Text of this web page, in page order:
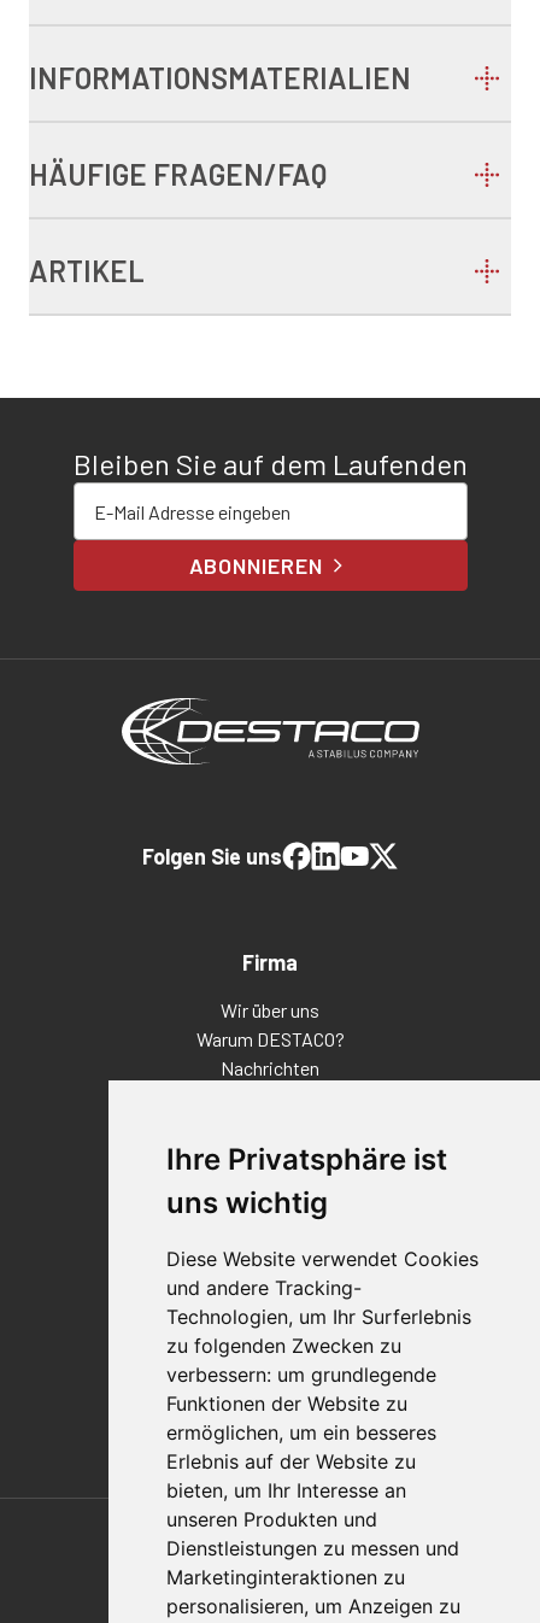
Ihre Privatsphäre ist
uns wichtig
Diese Website verwendet Cookies
und andere Tracking-
Technologien, um Ihr Surferlebnis
zu folgenden Zwecken zu
verbessern: um grundlegende
Funktionen der Website zu
ermöglichen, um ein besseres
Erlebnis auf der Website zu
bieten, um Ihr Interesse an
unseren Produkten und
Dienstleistungen zu messen und
Marketinginteraktionen zu
personalisieren, um Anzeigen zu
INFORMATIONSMATERIALIEN
HÄUFIGE FRAGEN/FAQ
ARTIKEL
Bleiben Sie auf dem Laufenden
ABONNIEREN
Firma
Wir über uns
Warum DESTACO?
Nachrichten
Standorte
Qualitätsaussage
Kontakt
Vertriebspartnerfinder
Häufig gestellte Fragen
Datenschutz-Bestimmungen
Nutzungsbedingungen
Richtlinien/AGBs
Folgen Sie uns
Also of Interest
Automation Solutions
Applications